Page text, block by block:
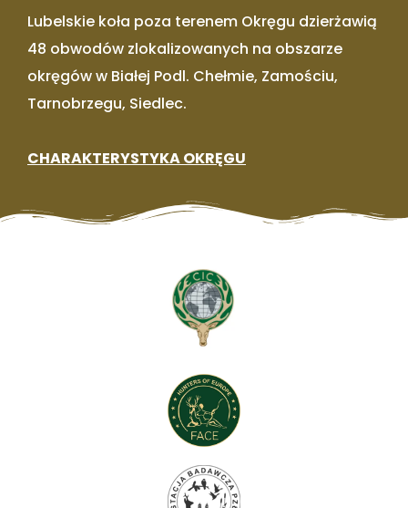
Lubelskie koła poza terenem Okręgu dzierżawią
48 obwodów zlokalizowanych na obszarze
okręgów w Białej Podl. Chełmie, Zamościu,
Tarnobrzegu, Siedlec.
CHARAKTERYSTYKA OKRĘGU